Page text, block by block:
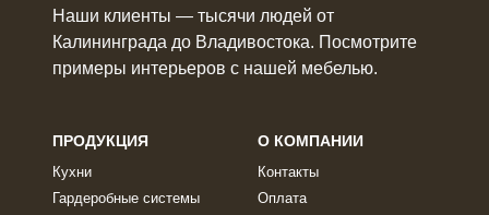
Наши клиенты ― тысячи людей от
Калининграда до Владивостока. Посмотрите
примеры интерьеров с нашей мебелью.
ПРОДУКЦИЯ
Кухни
Гардеробные системы
О КОМПАНИИ
Контакты
Оплата